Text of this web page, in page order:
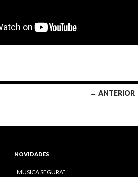
← ANTERIOR
NOVIDADES
“MUSICA SEGURA”